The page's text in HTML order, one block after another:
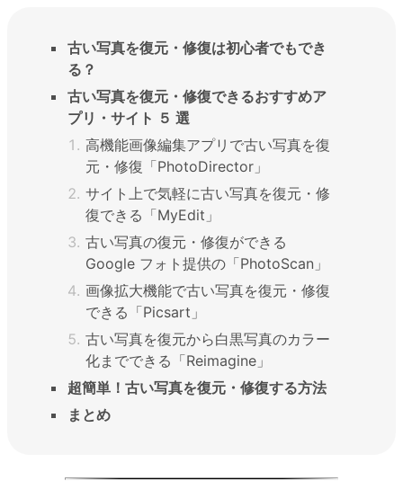
古い写真を復元・修復は初心者でもでき
る？
古い写真を復元・修復できるおすすめア
プリ・サイト ５ 選
高機能画像編集アプリで古い写真を復
元・修復「PhotoDirector」
サイト上で気軽に古い写真を復元・修
復できる「MyEdit」
古い写真の復元・修復ができる
Google フォト提供の「PhotoScan」
画像拡大機能で古い写真を復元・修復
できる「Picsart」
古い写真を復元から白黒写真のカラー
化までできる「Reimagine」
超簡単！古い写真を復元・修復する方法
まとめ